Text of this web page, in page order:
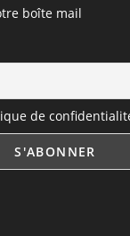
boîte mail
de